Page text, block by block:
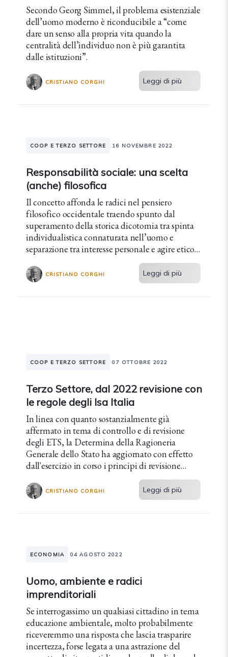
Secondo Georg Simmel, il problema esistenziale
dell’uomo moderno è riconducibile a “come
dare un senso alla propria vita quando la
centralità dell’individuo non è più garantita
dalle istituzioni”.
CRISTIANO CORGHI Leggi di più
COOP E TERZO SETTORE 16 NOVEMBRE 2022
Responsabilità sociale: una scelta
(anche) filosofica
Il concetto affonda le radici nel pensiero
filosofico occidentale traendo spunto dal
superamento della storica dicotomia tra spinta
individualistica connaturata nell’uomo e
separazione tra interesse personale e agire etico
CRISTIANO CORGHI Leggi di più
COOP E TERZO SETTORE 07 OTTOBRE 2022
Terzo Settore, dal 2022 revisione con
le regole degli Isa Italia
In linea con quanto sostanzialmente già
affermato in tema di controllo e di revisione
degli ETS, la Determina della Ragioneria
Generale dello Stato ha aggiornato con effetto
dall'esercizio in corso i principi di revisione
tenendo conto delle specificità del settore.
CRISTIANO CORGHI Leggi di più
ECONOMIA 04 AGOSTO 2022
Uomo, ambiente e radici
imprenditoriali
Se interrogassimo un qualsiasi cittadino in tema
educazione ambientale, molto probabilmente
riceveremmo una risposta che lascia trasparire
incertezza, forse legata a una astrazione del